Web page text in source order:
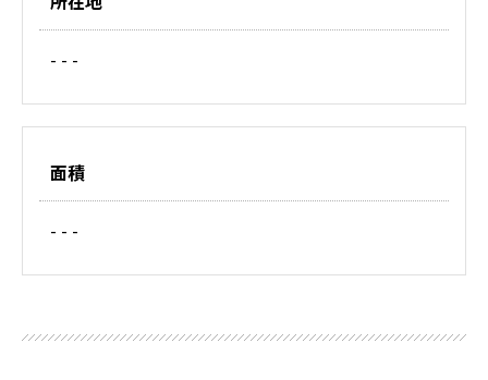
- - -
面積
- - -